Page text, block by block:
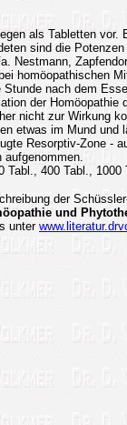
als Tabletten
sind die
Nestmann,
homöopathischen
Stunde nach dem
der Homöopathie
nicht zur Wirkung
etwas im Mund
Resorptiv-Zone -
aufgenommen.
Tabl., 400 Tabl., 1000
der
und
unter